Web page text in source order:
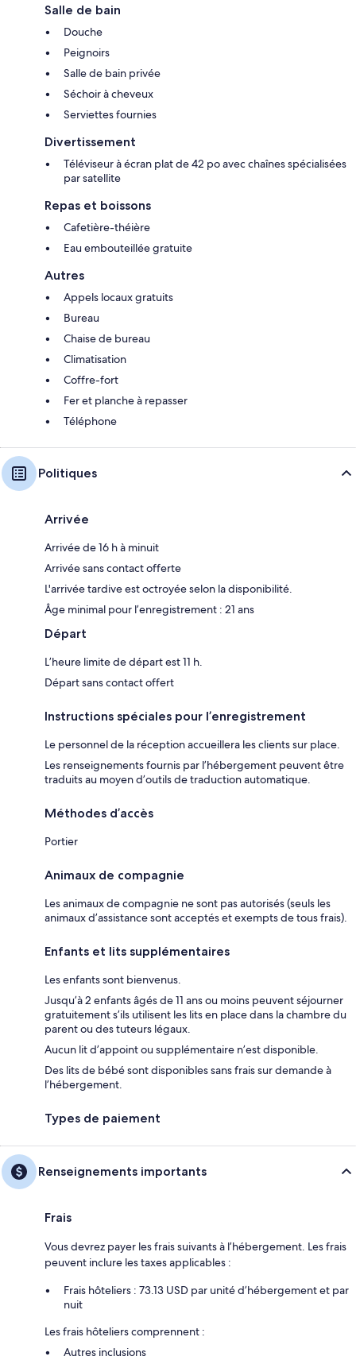
Salle de bain
Douche
Peignoirs
Salle de bain privée
Séchoir à cheveux
Serviettes fournies
Divertissement
Téléviseur à écran plat de 42 po avec chaînes spécialisées
par satellite
Repas et boissons
Cafetière-théière
Eau embouteillée gratuite
Autres
Appels locaux gratuits
Bureau
Chaise de bureau
Climatisation
Coffre-fort
Fer et planche à repasser
Téléphone
Politiques
Arrivée
Arrivée de 16 h à minuit
Arrivée sans contact offerte
L'arrivée tardive est octroyée selon la disponibilité.
Âge minimal pour l’enregistrement : 21 ans
Départ
L’heure limite de départ est 11 h.
Départ sans contact offert
Instructions spéciales pour l’enregistrement
Le personnel de la réception accueillera les clients sur place.
Les renseignements fournis par l’hébergement peuvent être
traduits au moyen d’outils de traduction automatique.
Méthodes d’accès
Portier
Animaux de compagnie
Les animaux de compagnie ne sont pas autorisés (seuls les
animaux d’assistance sont acceptés et exempts de tous frais).
Enfants et lits supplémentaires
Les enfants sont bienvenus.
Jusqu’à 2 enfants âgés de 11 ans ou moins peuvent séjourner
gratuitement s’ils utilisent les lits en place dans la chambre du
parent ou des tuteurs légaux.
Aucun lit d’appoint ou supplémentaire n’est disponible.
Des lits de bébé sont disponibles sans frais sur demande à
l’hébergement.
Types de paiement
Renseignements importants
Frais
Vous devrez payer les frais suivants à l’hébergement. Les frais
peuvent inclure les taxes applicables :
Frais hôteliers : 73.13 USD par unité d’hébergement et par
nuit
Les frais hôteliers comprennent :
Autres inclusions